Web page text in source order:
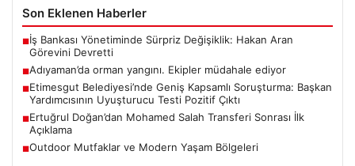
Son Eklenen Haberler
■İş Bankası Yönetiminde Sürpriz Değişiklik: Hakan Aran
Görevini Devretti
■Adıyaman’da orman yangını. Ekipler müdahale ediyor
■Etimesgut Belediyesi’nde Geniş Kapsamlı Soruşturma: Başkan
Yardımcısının Uyuşturucu Testi Pozitif Çıktı
■Ertuğrul Doğan’dan Mohamed Salah Transferi Sonrası İlk
Açıklama
■Outdoor Mutfaklar ve Modern Yaşam Bölgeleri